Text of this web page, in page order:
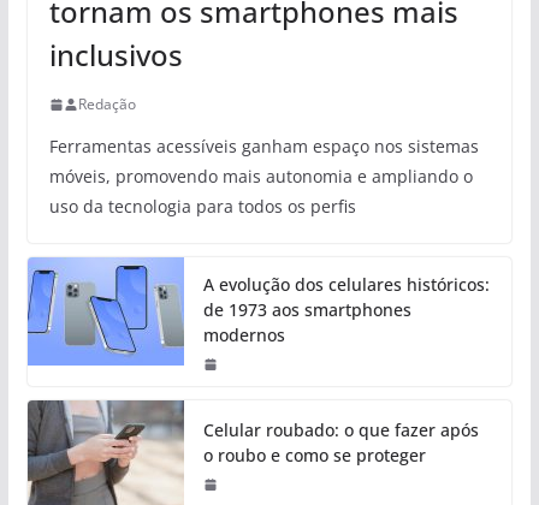
tornam os smartphones mais
inclusivos
Redação
Ferramentas acessíveis ganham espaço nos sistemas
móveis, promovendo mais autonomia e ampliando o
uso da tecnologia para todos os perfis
A evolução dos celulares históricos:
de 1973 aos smartphones
modernos
Celular roubado: o que fazer após
o roubo e como se proteger